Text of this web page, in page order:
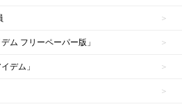
ム フリーペーパー版」
デム」